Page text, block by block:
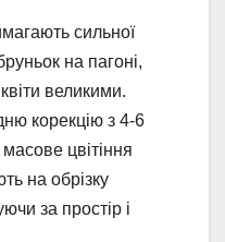
сильної
на пагоні,
великими.
корекцію з 4-6
цвітіння
на обрізку
за простір і